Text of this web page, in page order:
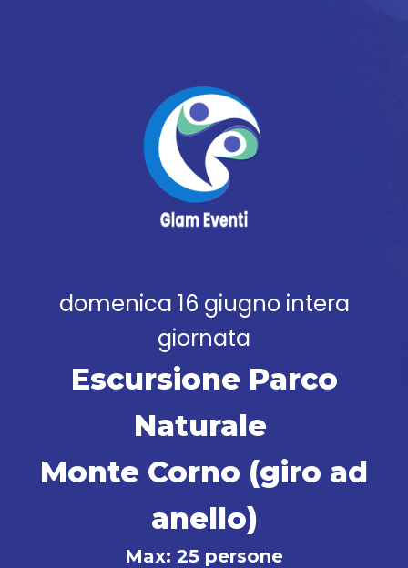
domenica 16 giugno intera
giornata
Escursione Parco
Naturale
Monte Corno (giro ad
anello)
Max: 25 persone